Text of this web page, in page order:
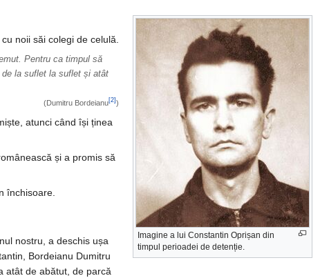
Imagine a lui Constantin Oprișan din
timpul perioadei de detenție.
noii săi colegi de celulă.
Pentru ca timpul să
la suflet la suflet și atât
(Dumitru Bordeianu[2])
atunci când își ținea
și a promis să
închisoare.
nostru, a deschis ușa
Bordeianu Dumitru
atât de abătut, de parcă